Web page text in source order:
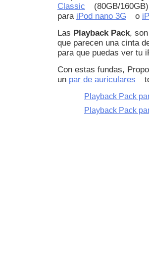
Classic
(80GB/
para iPod nano 3G o
Las Playback Pack,
que parecen una cinta
para que puedas ver tu
Con estas fundas,
un par de auriculares
Playback Pack
Playback Pack